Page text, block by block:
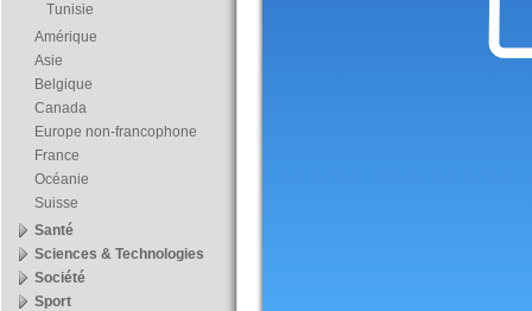
Tunisie
Amérique
Asie
Belgique
Canada
Europe non-francophone
France
Océanie
Suisse
Santé
Sciences & Technologies
Société
Sport